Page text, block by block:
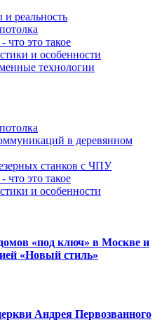
реальность
это такое
и особенности
технологии
в деревянном
станков с ЧПУ
это такое
и особенности
«под ключ» в Москве и
«Новый стиль»
Андрея Первозванного